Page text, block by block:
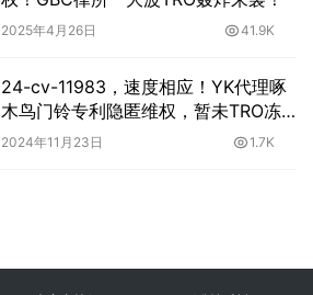
2025年4月26日 41.9K
24-cv-11983，速度相应！YK代理啄
木鸟门铃专利隐匿维权，暂未TRO冻
结
2024年11月23日 1.7K